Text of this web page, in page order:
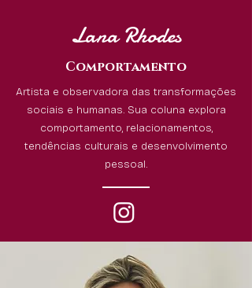
Lana Rhodes
Comportamento
Artista e observadora das transformações
sociais e humanas. Sua coluna explora
comportamento, relacionamentos,
tendências culturais e desenvolvimento
pessoal.